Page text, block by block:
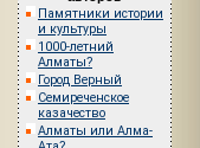
Памятники истории
и культуры
1000-летний
Алматы?
Город Верный
Семиреченское
казачество
Алматы или Алма-